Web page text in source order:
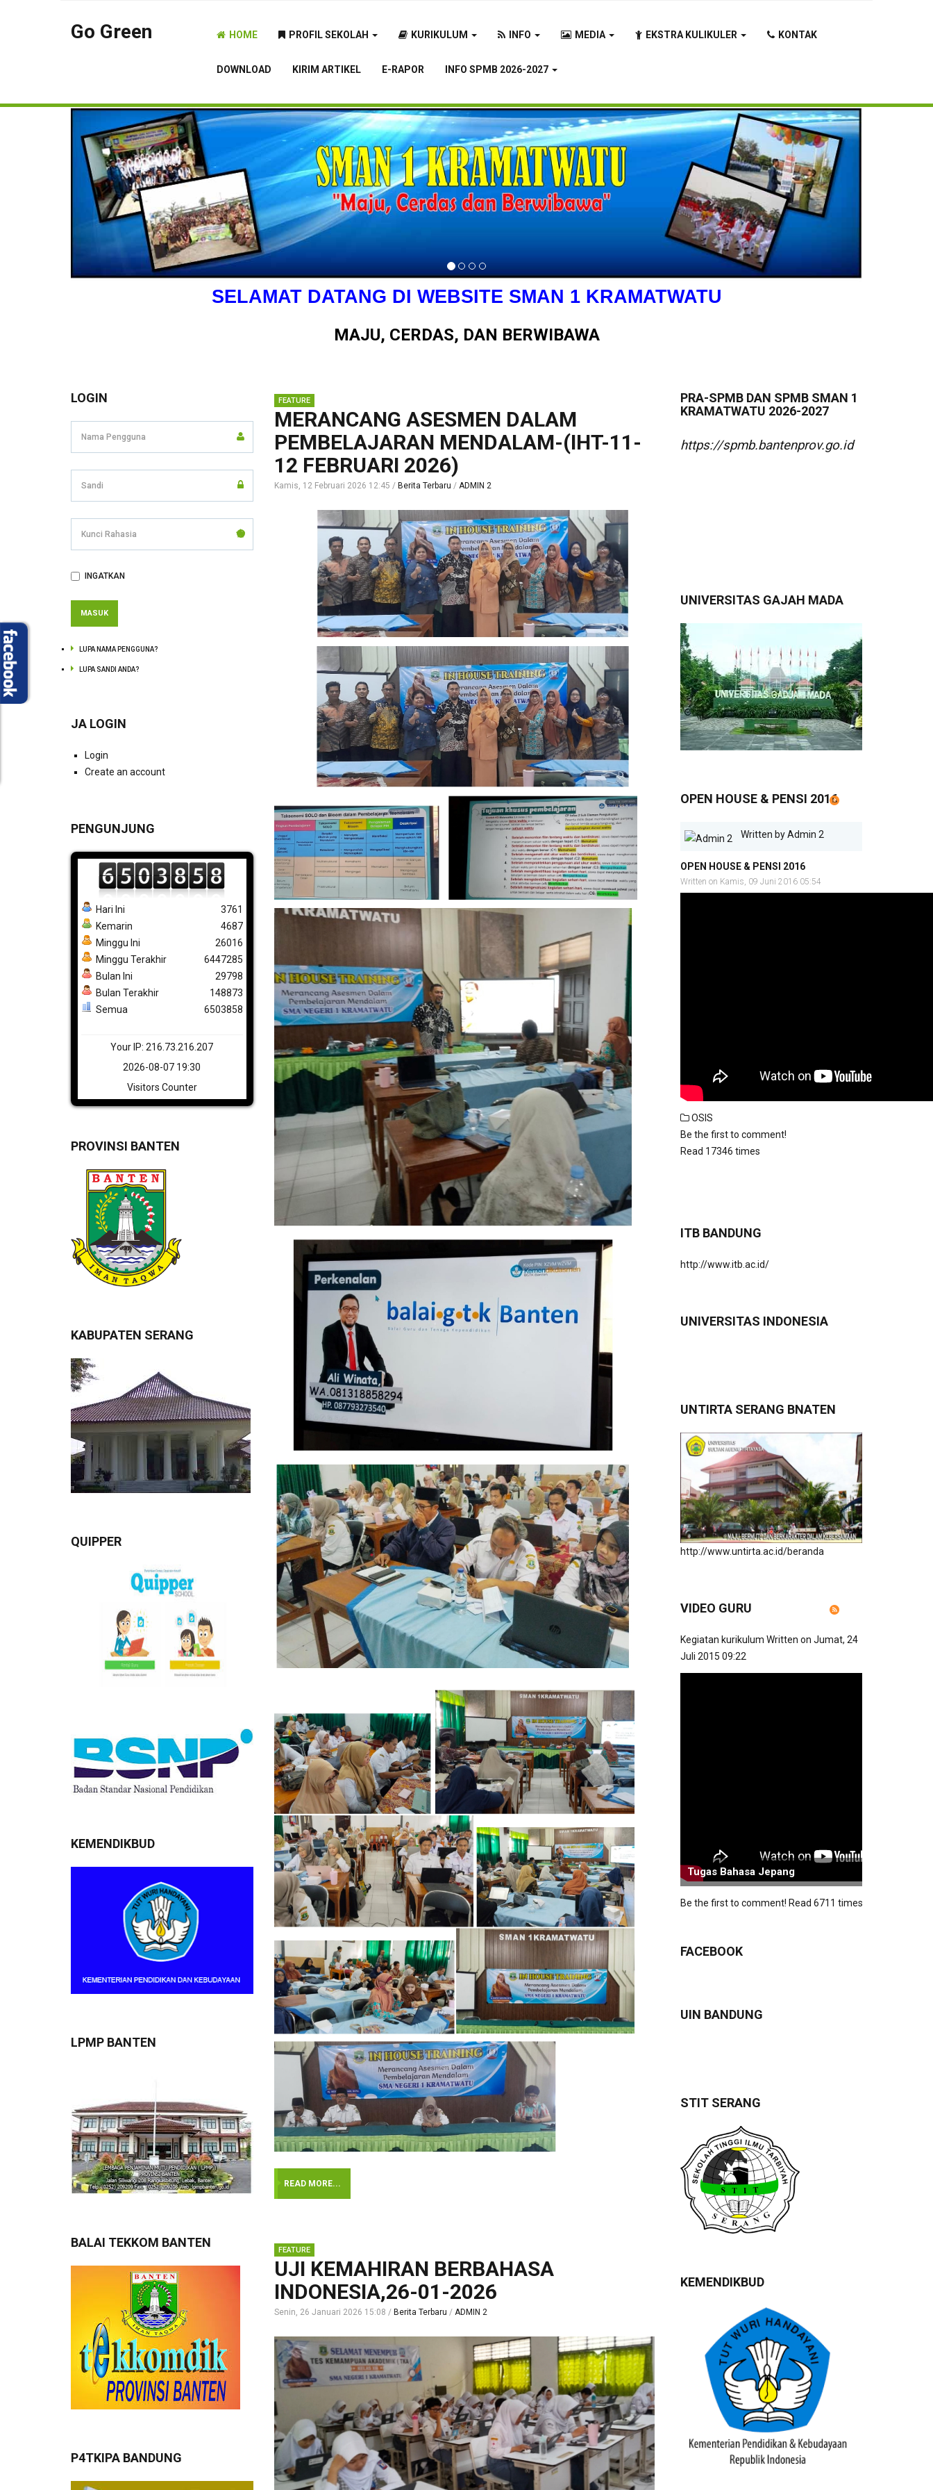
Go Green HOME PROFIL SEKOLAH KURIKULUM INFO MEDIA EKSTRA KULIKULER KONTAK
DOWNLOAD KIRIM ARTIKEL E-RAPOR INFO SPMB 2026-2027
SELAMAT DATANG DI WEBSITE SMAN 1 KRAMATWATU
MAJU, CERDAS, DAN BERWIBAWA
MERANCANG ASESMEN DALAM
PEMBELAJARAN MENDALAM-(IHT-11-
12 FEBRUARI 2026)
Kamis, 12 Februari 2026 12:45 Berita Terbaru ADMIN 2
READ MORE...
UJI KEMAHIRAN BERBAHASA
INDONESIA,26-01-2026
Senin, 26 Januari 2026 15:08 Berita Terbaru ADMIN 2
LOGIN
INGATKAN
LUPA NAMA PENGGUNA?
LUPA SANDI ANDA?
JA LOGIN
Login
Create an account
PENGUNJUNG
Hari Ini
Kemarin
Minggu Ini
Minggu Terakhir
Bulan Ini
Bulan Terakhir
Semua
3761
4687
26016
6447285
29798
148873
6503858
Your IP: 216.73.216.207
2026-08-07 19:30
Visitors Counter
PROVINSI BANTEN
KABUPATEN SERANG
QUIPPER
KEMENDIKBUD
LPMP BANTEN
BALAI TEKKOM BANTEN
P4TKIPA BANDUNG
PRA-SPMB DAN SPMB SMAN 1
KRAMATWATU 2026-2027
https://spmb.bantenprov.go.id
UNIVERSITAS GAJAH MADA
OPEN HOUSE & PENSI 2016
Written byAdmin 2
OPEN HOUSE & PENSI 2016
Written on Kamis, 09 Juni 2016 05:54
OSIS
Be the first to comment!
Read 17346 times
ITB BANDUNG
http://www.itb.ac.id/
UNIVERSITAS INDONESIA
UNTIRTA SERANG BNATEN
http://www.untirta.ac.id/beranda
VIDEO GURU
Kegiatan kurikulum
Tugas Bahasa Jepang
Written on Jumat, 24
Juli 2015 09:22
Be the first to comment! Read 6711 times
FACEBOOK
UIN BANDUNG
STIT SERANG
KEMENDIKBUD